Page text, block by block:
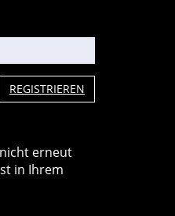
REGISTRIEREN
erneut
in Ihrem